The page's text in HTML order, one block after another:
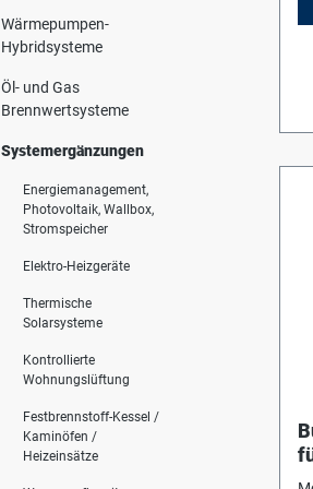
Wärmepumpen-
Hybridsysteme
Öl- und Gas
Brennwertsysteme
Systemergänzungen
Energiemanagement,
Photovoltaik, Wallbox,
Stromspeicher
Elektro-Heizgeräte
Thermische
Solarsysteme
Kontrollierte
Wohnungslüftung
Festbrennstoff-Kessel /
Kaminöfen /
Heizeinsätze